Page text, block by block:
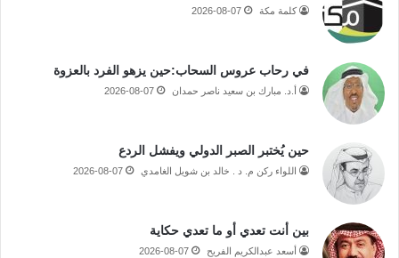
كلمة مكة 2026-08-07
في رحاب عروس السحاب:حين يزهو الفرد بالعزوة
أ.د. مبارك بن سعيد ناصر حمدان 2026-08-07
حين يُختبر الصبر الدولي ويفشل الردع
اللواء ركن م. د . خالد بن شويل الغامدي 2026-08-07
بين أنت تعدي أو ما تعدي حكاية
أسعد عبدالكريم الفريح 2026-08-07